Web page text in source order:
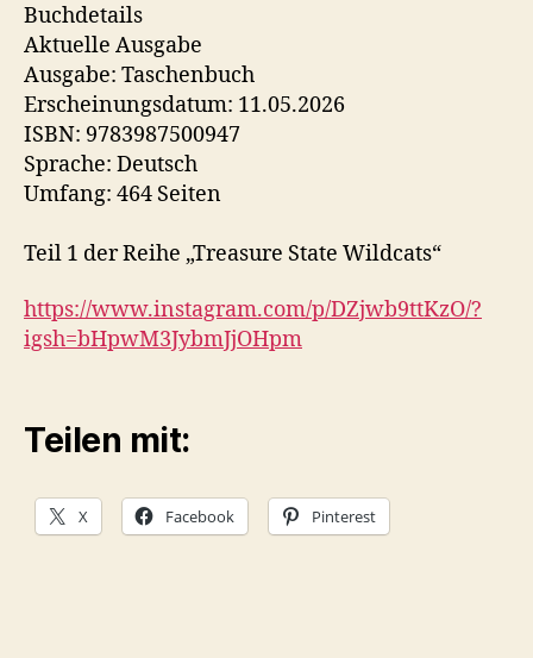
Buchdetails
Aktuelle Ausgabe
Ausgabe: Taschenbuch
Erscheinungsdatum: 11.05.2026
ISBN: 9783987500947
Sprache: Deutsch
Umfang: 464 Seiten
Teil 1 der Reihe „Treasure State Wildcats“
https://www.instagram.com/p/DZjwb9ttKzO/?
igsh=bHpwM3JybmJjOHpm
Teilen mit:
X Facebook Pinterest